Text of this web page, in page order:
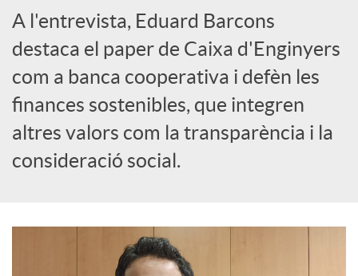
o
c
i
a
l
A l'entrevista, Eduard Barcons
destaca el paper de Caixa d'Enginyers
com a banca cooperativa i defèn les
finances sostenibles, que integren
altres valors com la transparència i la
consideració social.